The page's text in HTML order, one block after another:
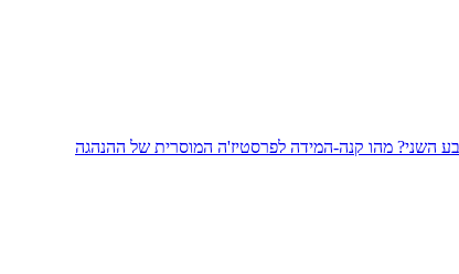
השני? מהו קנה-המידה לפרסטיז'ה המוסרית של ההנהגה